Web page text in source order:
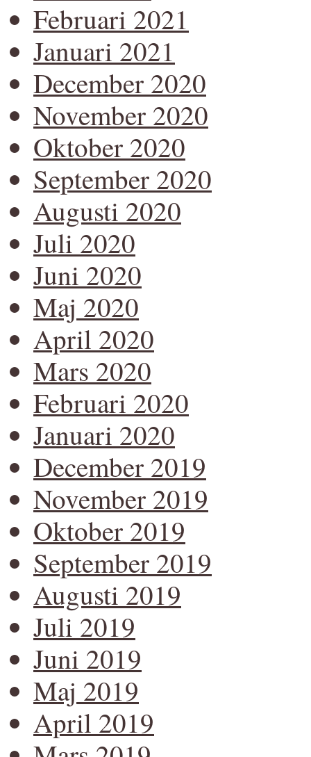
Februari 2021
Januari 2021
December 2020
November 2020
Oktober 2020
September 2020
Augusti 2020
Juli 2020
Juni 2020
Maj 2020
April 2020
Mars 2020
Februari 2020
Januari 2020
December 2019
November 2019
Oktober 2019
September 2019
Augusti 2019
Juli 2019
Juni 2019
Maj 2019
April 2019